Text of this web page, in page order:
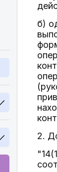
б)
2.